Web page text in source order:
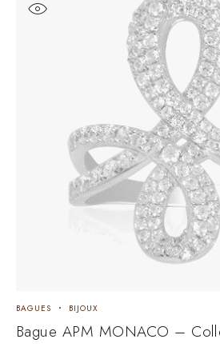
BAGUES BIJOUX
Bague APM MONACO –